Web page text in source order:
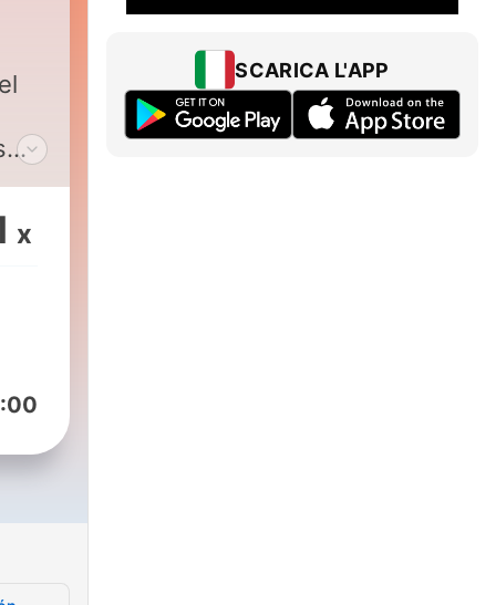
x
SCARICA L'APP